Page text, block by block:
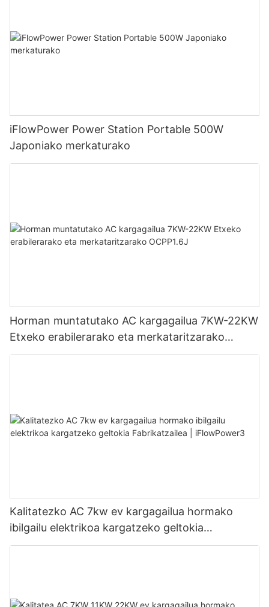
iFlowPower Power Station Portable 500W
Japoniako merkaturako
Horman muntatutako AC kargagailua 7KW-22KW
Etxeko erabilerarako eta merkataritzarako
OCPP1.6J
Kalitatezko AC 7kw ev kargagailua hormako
ibilgailu elektrikoa kargatzeko geltokia
Fabrikatzailea | iFlowPower3